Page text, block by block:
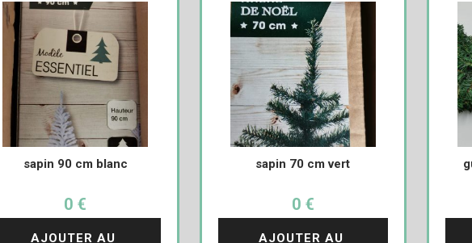
sapin 90 cm blanc
0 €
AJOUTER AU
sapin 70 cm vert
0 €
AJOUTER AU